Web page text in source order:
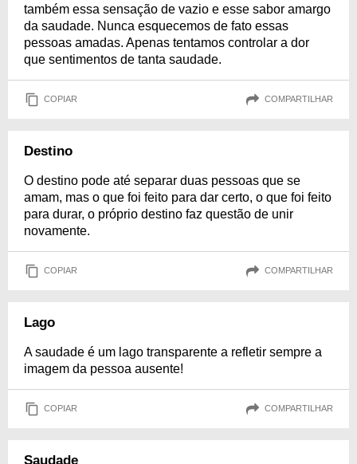
também essa sensação de vazio e esse sabor amargo
da saudade. Nunca esquecemos de fato essas
pessoas amadas. Apenas tentamos controlar a dor
que sentimentos de tanta saudade.
COPIAR COMPARTILHAR
Destino
O destino pode até separar duas pessoas que se
amam, mas o que foi feito para dar certo, o que foi feito
para durar, o próprio destino faz questão de unir
novamente.
COPIAR COMPARTILHAR
Lago
A saudade é um lago transparente a refletir sempre a
imagem da pessoa ausente!
COPIAR COMPARTILHAR
Saudade